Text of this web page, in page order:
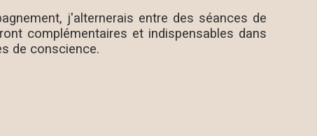
j'alternerais entre des séances de
complémentaires et indispensables dans
de conscience.